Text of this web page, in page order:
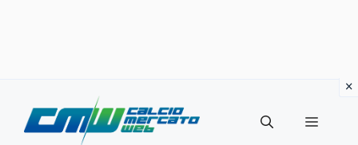
contenuto
Menu